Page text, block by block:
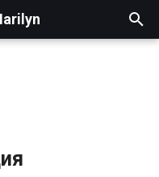
бюджетов